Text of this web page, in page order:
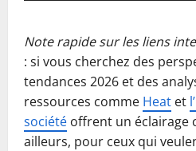
Note rapide sur les liens
: si vous cherchez des
tendances 2026 et des
ressources comme Heat et
société offrent un éclairage
ailleurs, pour ceux qui